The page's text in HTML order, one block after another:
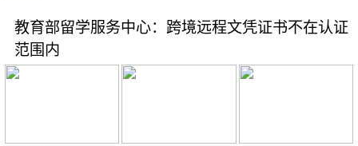
教育部留学服务中心：跨境远程文凭证书不在认证
范围内